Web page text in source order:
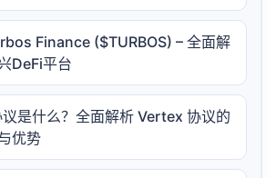
Finance ($TURBOS) – 全面解
DeFi平台
是什么？全面解析 Vertex 协议的
优势